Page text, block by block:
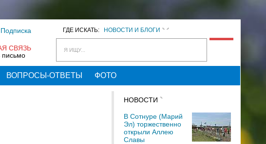
ГДЕ ИСКАТЬ: НОВОСТИ И БЛОГИ
Я ИЩУ...
Подписка
СВЯЗЬ
письмо
ВОПРОСЫ-ОТВЕТЫ ФОТО
НОВОСТИ
В Сотнуре (Марий
Эл) торжественно
открыли Аллею
Славы